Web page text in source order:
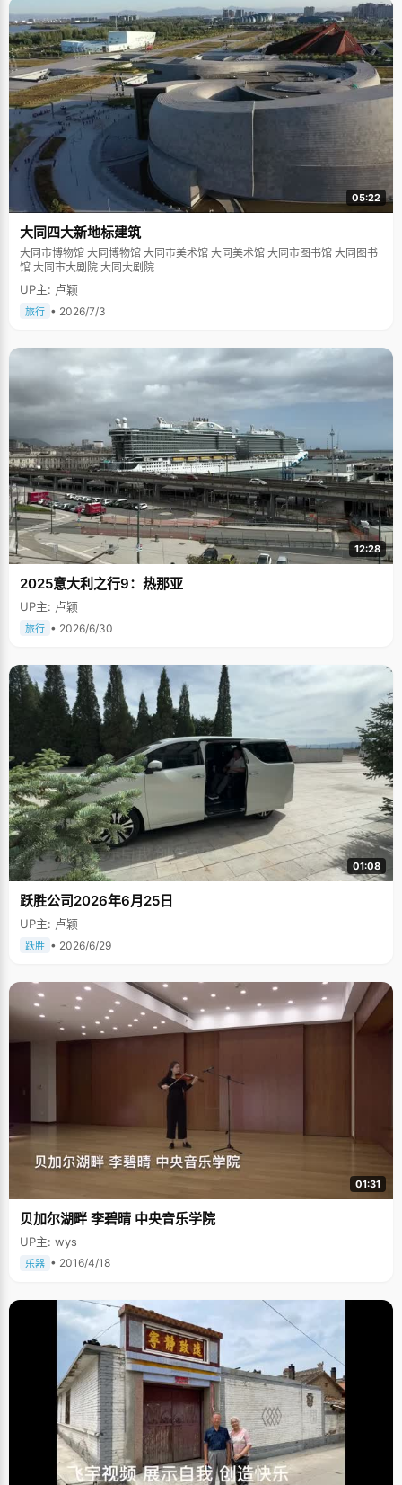
05:22
大同四大新地标建筑
大同市博物馆 大同博物馆 大同市美术馆 大同美术馆 大同市图书馆 大同图书
馆 大同市大剧院 大同大剧院
UP主: 卢颖
旅行 • 2026/7/3
12:28
2025意大利之行9：热那亚
UP主: 卢颖
旅行 • 2026/6/30
01:08
跃胜公司2026年6月25日
UP主: 卢颖
跃胜 • 2026/6/29
01:31
贝加尔湖畔 李碧晴 中央音乐学院
UP主: wys
乐器 • 2016/4/18